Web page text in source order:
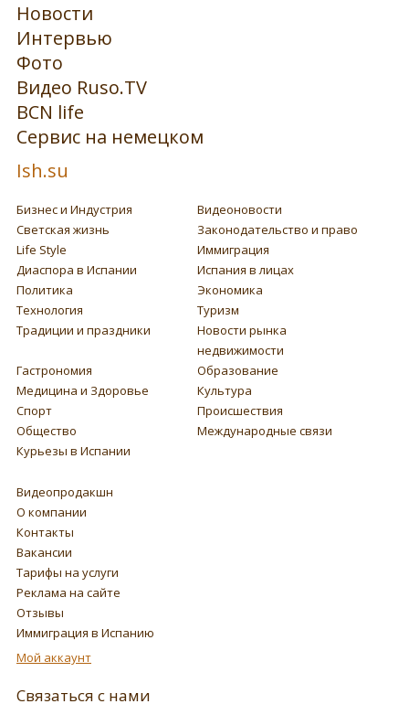
Новости
Интервью
Фото
Видео Ruso.TV
BCN life
Сервис на немецком
Ish.su
Бизнес и Индустрия
Видеоновости
Светская жизнь
Законодательство и право
Life Style
Иммиграция
Диаспора в Испании
Испания в лицах
Политика
Экономика
Технология
Туризм
Традиции и праздники
Новости рынка
недвижимости
Гастрономия
Образование
Медицина и Здоровье
Культура
Спорт
Происшествия
Общество
Международные связи
Курьезы в Испании
Видеопродакшн
О компании
Контакты
Вакансии
Тарифы на услуги
Реклама на сайте
Отзывы
Иммиграция в Испанию
Мой аккаунт
Связаться с нами